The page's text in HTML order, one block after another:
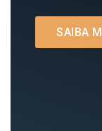
SAIBA